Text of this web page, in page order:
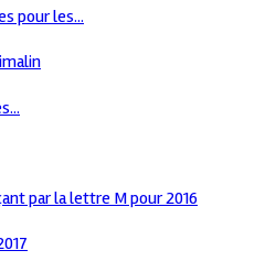
pour les...
par la lettre M pour 2016